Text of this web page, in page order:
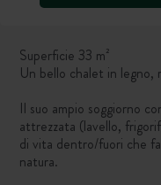
Superficie 33 m²
Un bello chalet in legno,
Il suo ampio soggiorno
attrezzata (lavello,
di vita dentro/fuori che
natura.